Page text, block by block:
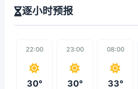
逐小时预报
22:00
30°
23:00
30°
08:00
33°